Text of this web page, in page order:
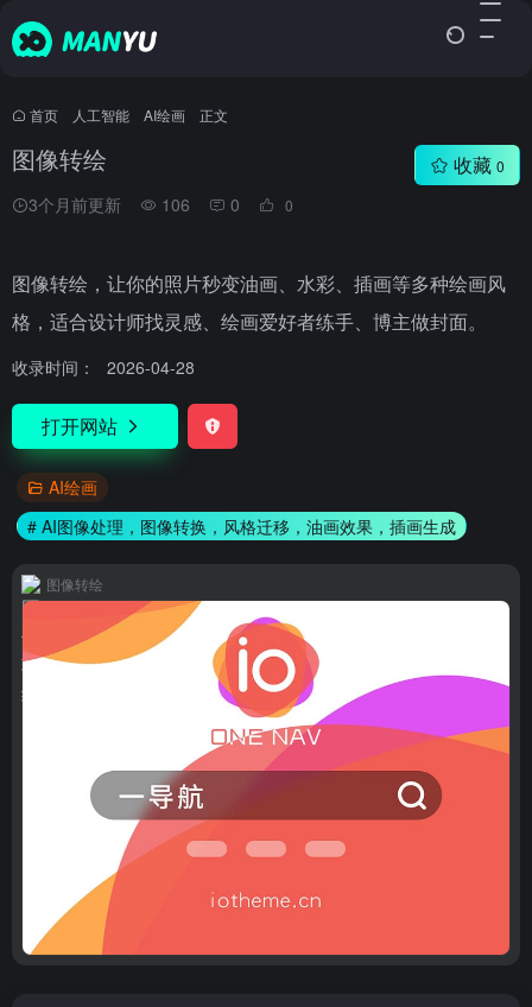
首页 人工智能 AI绘画 正文
图像转绘
3个月前更新 106 0 0
收藏 0
图像转绘，让你的照片秒变油画、水彩、插画等多种绘画风
格，适合设计师找灵感、绘画爱好者练手、博主做封面。
收录时间： 2026-04-28
打开网站
AI绘画
# AI图像处理，图像转换，风格迁移，油画效果，插画生成
图像转绘